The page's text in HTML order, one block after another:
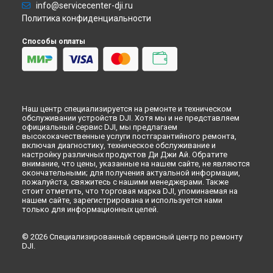
info@servicecenter-dji.ru
Политика конфиденциальности
Способы оплаты
Наш центр специализируется на ремонте и техническом
обслуживании устройств DJI. Хотя мы и не представляем
официальный сервис DJI, мы предлагаем
высококачественные услуги постгарантийного ремонта,
включая диагностику, техническое обслуживание и
настройку различных продуктов Ди Джи Ай. Обратите
внимание, что цены, указанные на нашем сайте, не являются
окончательными; для получения актуальной информации,
пожалуйста, свяжитесь с нашими менеджерами. Также
стоит отметить, что торговая марка DJI, упоминаемая на
нашем сайте, зарегистрирована и используется нами
только для информационных целей.
© 2026 Специализированный сервисный центр по ремонту
DJI.